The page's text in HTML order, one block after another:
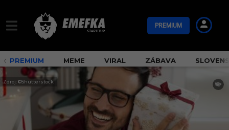
PREMIUM
PREMIUM MEME VIRAL ZÁBAVA
Zdroj: ©Shutterstock